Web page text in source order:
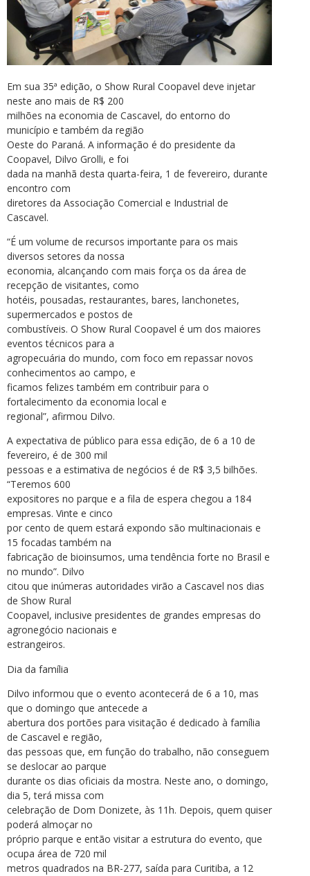
Em sua 35ª edição, o Show Rural Coopavel deve injetar
neste ano mais de R$ 200
milhões na economia de Cascavel, do entorno do
município e também da região
Oeste do Paraná. A informação é do presidente da
Coopavel, Dilvo Grolli, e foi
dada na manhã desta quarta-feira, 1 de fevereiro, durante
encontro com
diretores da Associação Comercial e Industrial de
Cascavel.
“É um volume de recursos importante para os mais
diversos setores da nossa
economia, alcançando com mais força os da área de
recepção de visitantes, como
hotéis, pousadas, restaurantes, bares, lanchonetes,
supermercados e postos de
combustíveis. O Show Rural Coopavel é um dos maiores
eventos técnicos para a
agropecuária do mundo, com foco em repassar novos
conhecimentos ao campo, e
ficamos felizes também em contribuir para o
fortalecimento da economia local e
regional”, afirmou Dilvo.
A expectativa de público para essa edição, de 6 a 10 de
fevereiro, é de 300 mil
pessoas e a estimativa de negócios é de R$ 3,5 bilhões.
“Teremos 600
expositores no parque e a fila de espera chegou a 184
empresas. Vinte e cinco
por cento de quem estará expondo são multinacionais e
15 focadas também na
fabricação de bioinsumos, uma tendência forte no Brasil e
no mundo”. Dilvo
citou que inúmeras autoridades virão a Cascavel nos dias
de Show Rural
Coopavel, inclusive presidentes de grandes empresas do
agronegócio nacionais e
estrangeiros.
Dia da família
Dilvo informou que o evento acontecerá de 6 a 10, mas
que o domingo que antecede a
abertura dos portões para visitação é dedicado à família
de Cascavel e região,
das pessoas que, em função do trabalho, não conseguem
se deslocar ao parque
durante os dias oficiais da mostra. Neste ano, o domingo,
dia 5, terá missa com
celebração de Dom Donizete, às 11h. Depois, quem quiser
poderá almoçar no
próprio parque e então visitar a estrutura do evento, que
ocupa área de 720 mil
metros quadrados na BR-277, saída para Curitiba, a 12